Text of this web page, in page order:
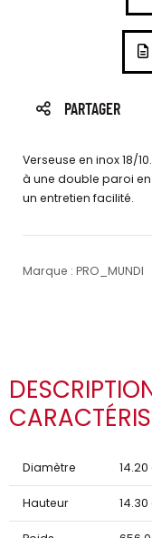
PARTAGER
Verseuse en inox 18/
à une double paroi en
un entretien facilité.
Marque : PRO_MUNDI
Diamètre
Hauteur